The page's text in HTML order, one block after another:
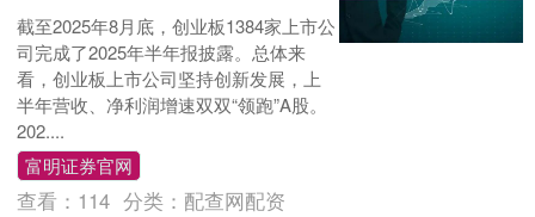
截至2025年8月底，创业板1384家上市公
司完成了2025年半年报披露。总体来
看，创业板上市公司坚持创新发展，上
半年营收、净利润增速双双“领跑”A股。
202....
富明证券官网
查看： 114 分类： 配查网配资